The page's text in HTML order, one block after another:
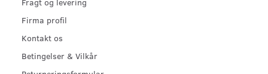
Firma profil
Kontakt os
Betingelser & Vilkår